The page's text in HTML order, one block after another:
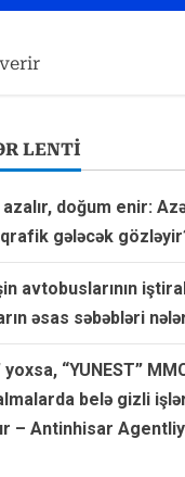
LENTİ
doğum enir:
gələcək
avtobuslarının
əsas səbəbləri
yoxsa, “YUNEST”
belə gizli
– Antinhisar